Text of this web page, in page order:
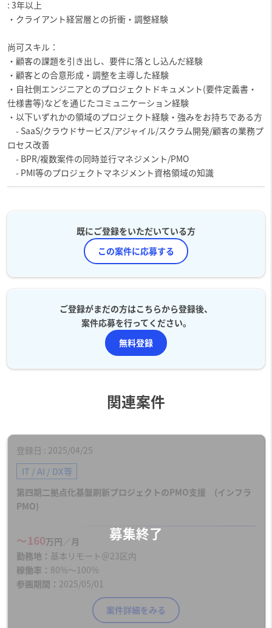
: 3年以上
・クライアント経営層との折衝・調整経験
尚可スキル：
・顧客の課題を引き出し、要件に落とし込んだ経験
・顧客との合意形成・調整を主導した経験
・自社側エンジニアとのプロジェクトドキュメント(要件定義書・
仕様書等)などを通じたコミュニケーション経験
・以下いずれかの領域のプロジェクト経験・強みをお持ちである方
- SaaS/クラウドサービス/アジャイル/スクラム開発/顧客の業務プ
ロセス改善
- BPR/複数案件の同時並行マネジメント/PMO
- PMI等のプロジェクトマネジメント資格領域の知識
既にご登録をいただいている方
この案件に応募する
ご登録がまだの方はこちらから登録後、
案件応募を行ってください。
無料登録
関連案件
登録日 2025/04/25
IT / AI / DX等
第四期二拠点化基盤刷新プロジェクトのPMO支援 (インフラ
PMO)
〜160万円／月
勤務地
基本リモート＠23区内
稼働率
80%〜100%
参画期間
2025/05/01
案件詳細をみる